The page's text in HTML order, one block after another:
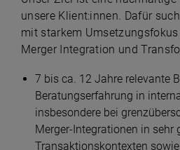
unsere Klient:innen. Dafür
mit starkem
Merger Integration und
7 bis ca. 12 Jahre relevante
Beratungserfahrung in
insbesondere bei
Merger-Integrationen in sehr
Transaktionskontexten